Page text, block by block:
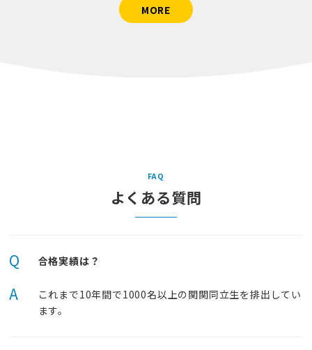
MORE
FAQ
よくある質問
Q 合格実績は？
A
これまで10年間で1000名以上の関関同立生を排出してい
ます。